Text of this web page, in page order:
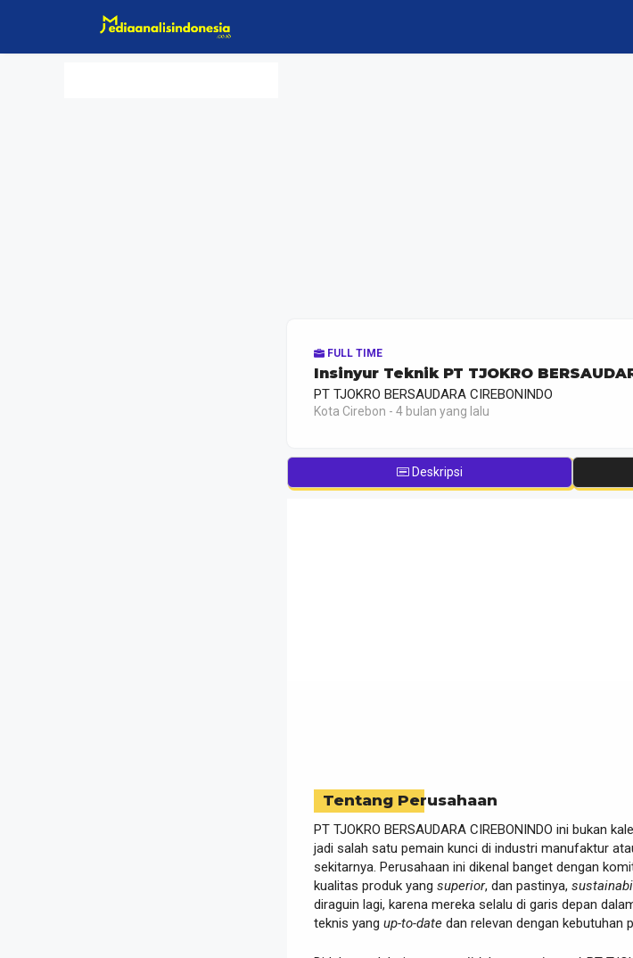
FULL TIME
Insinyur Teknik PT TJOKRO
PT TJOKRO BERSAUDARA CIREBONINDO
Kota Cirebon - 4 bulan yang lalu
Deskripsi
Tentang Perusahaan
PT TJOKRO BERSAUDARA CIREBONINDO ini bukan
jadi salah satu pemain kunci di industri manufaktur
sekitarnya. Perusahaan ini dikenal banget dengan
kualitas produk yang superior, dan pastinya,
diraguin lagi, karena mereka selalu di garis depan
teknis yang up-to-date dan relevan dengan kebutuhan